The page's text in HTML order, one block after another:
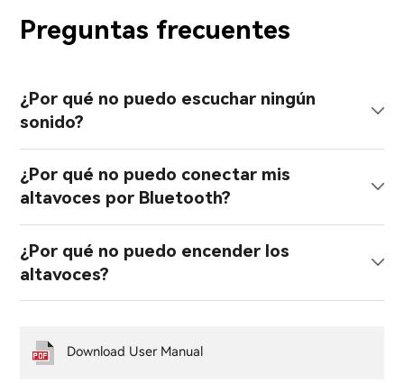
Preguntas frecuentes
¿Por qué no puedo escuchar ningún
sonido?
¿Por qué no puedo conectar mis
altavoces por Bluetooth?
¿Por qué no puedo encender los
altavoces?
Download User Manual